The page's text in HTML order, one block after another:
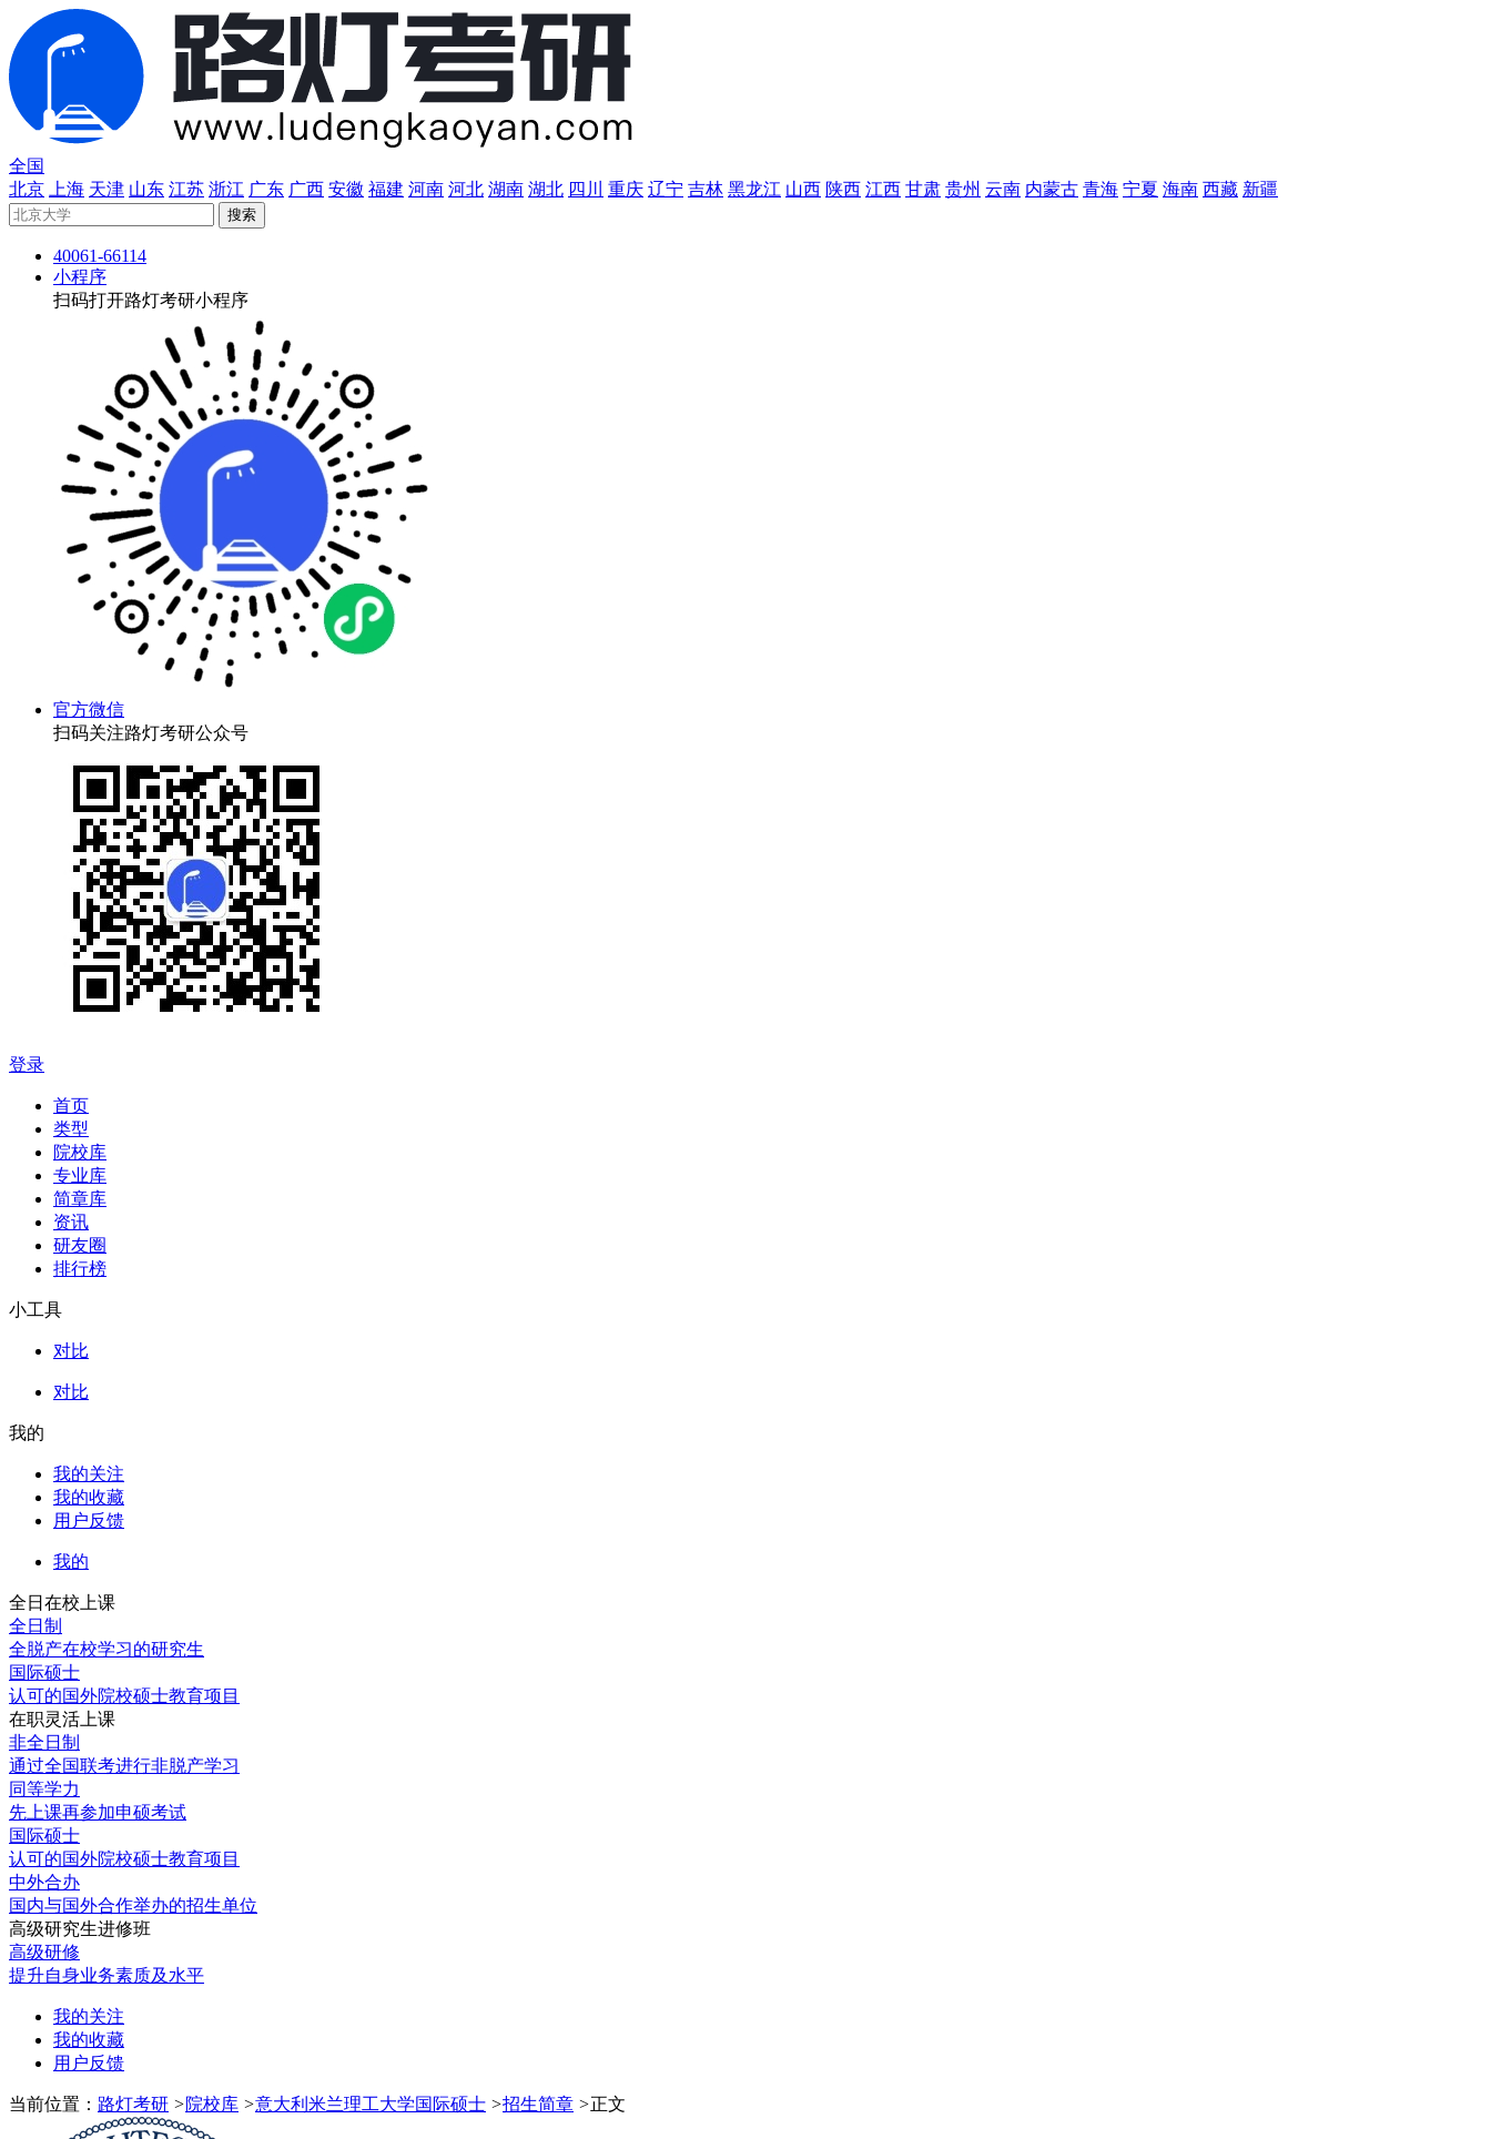
全国
北京
上海 天津 山东 江苏 浙江 广东 广西 安徽 福建 河南 河北 湖南 湖北 四川 重庆 辽宁 吉林 黑龙江 山西 陕西 江西 甘肃 贵州 云南 内蒙古 青海 宁夏 海南 西藏 新疆
40061-66114
小程序
扫码打开路灯考研小程序
官方微信
扫码关注路灯考研公众号
登录
首页
类型
院校库
专业库
简章库
资讯
研友圈
排行榜
小工具
对比
对比
我的
我的关注
我的收藏
用户反馈
我的
全日在校上课
全日制
全脱产在校学习的研究生
国际硕士
认可的国外院校硕士教育项目
在职灵活上课
非全日制
通过全国联考进行非脱产学习
同等学力
先上课再参加申硕考试
国际硕士
认可的国外院校硕士教育项目
中外合办
国内与国外合作举办的招生单位
高级研究生进修班
高级研修
提升自身业务素质及水平
我的关注
我的收藏
用户反馈
当前位置： 路灯考研 >院校库 >意大利米兰理工大学国际硕士 >招生简章 >正文